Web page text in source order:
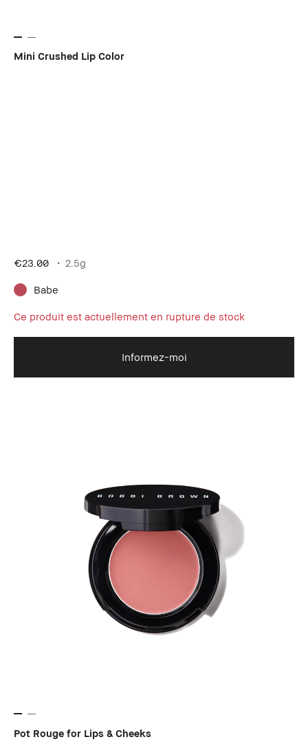
Mini Crushed Lip Color
€23.00 2.5g
Babe
Ce produit est actuellement en rupture de stock
Informez-moi
Pot Rouge for Lips & Cheeks